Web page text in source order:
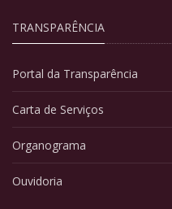
TRANSPARÊNCIA
Portal da Transparência
Carta de Serviços
Organograma
Ouvidoria